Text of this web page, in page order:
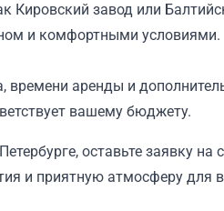
Кировский завод или
и комфортными условиями.
времени аренды и
вашему бюджету.
оставьте заявку
и приятную атмосферу для